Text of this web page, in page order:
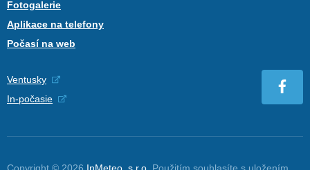
Fotogalerie
Aplikace na telefony
Počasí na web
Ventusky
In-počasie
Copyright © 2026 InMeteo, s.r.o. Použitím souhlasíte s uložením